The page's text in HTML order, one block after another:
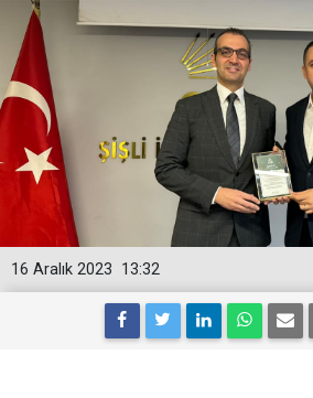
13:32
16 Aralık 2023